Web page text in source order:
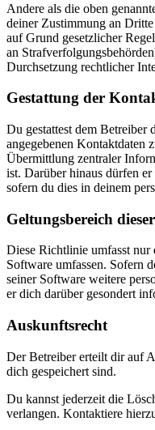
Andere als die oben
deiner Zustimmung an
auf Grund gesetzlicher
an
Durchsetzung rechtlicher
Gestattung der
Du gestattest dem Betreiber
angegebenen Kontaktdaten
Übermittlung zentraler
ist. Darüber hinaus dürfen
sofern du dies in deinem
Geltungsbereich
Diese Richtlinie umfasst
Software umfassen. Sofern
seiner Software weitere
er dich darüber gesondert
Auskunftsrecht
Der Betreiber erteilt dir auf
dich gespeichert sind.
Du kannst jederzeit die
verlangen. Kontaktiere